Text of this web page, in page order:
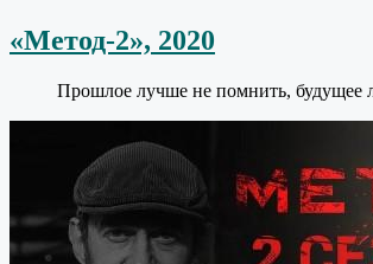
«Метод-2», 2020
Прошлое лучше не помнить, будущее